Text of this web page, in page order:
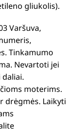
gliukolis).
Varšuva,
Tinkamumo
Nevartoti jei
moterims.
drėgmės. Laikyti